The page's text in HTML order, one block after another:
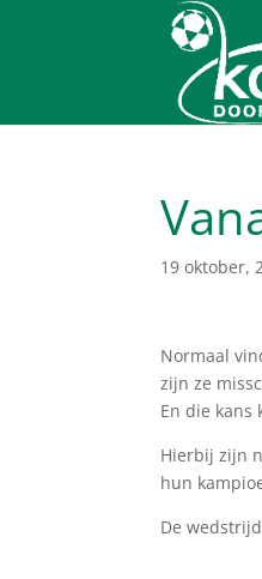
19 oktober,
Normaal
zijn ze
En die kans
Hierbij zijn
hun
De